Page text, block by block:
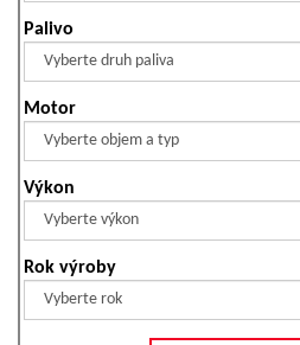
Palivo
Motor
Výkon
Rok výroby